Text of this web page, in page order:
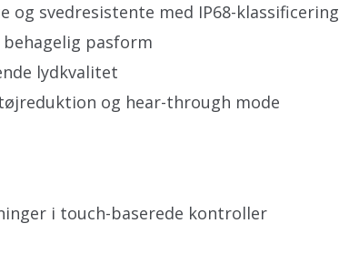
og svedresistente med IP68-klassificering
behagelig pasform
lydkvalitet
og hear-through mode
i touch-baserede kontroller